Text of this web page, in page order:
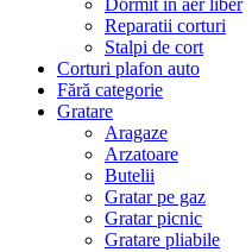
Dormit in aer liber
Reparatii corturi
Stalpi de cort
Corturi plafon auto
Fără categorie
Gratare
Aragaze
Arzatoare
Butelii
Gratar pe gaz
Gratar picnic
Gratare pliabile